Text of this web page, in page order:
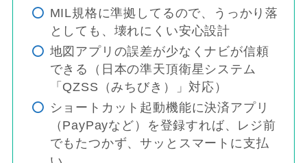
MIL規格に準拠してるので、うっかり落
としても、壊れにくい安心設計
地図アプリの誤差が少なくナビが信頼
できる（日本の準天頂衛星システム
「QZSS（みちびき）」対応）
ショートカット起動機能に決済アプリ
（PayPayなど）を登録すれば、レジ前
でもたつかず、サッとスマートに支払